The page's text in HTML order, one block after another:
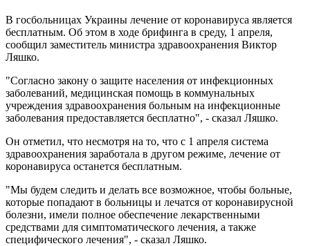
В госбольницах Украины лечение от коронавируса является
бесплатным. Об этом в ходе брифинга в среду, 1 апреля,
сообщил заместитель министра здравоохранения Виктор
Ляшко.
"Согласно закону о защите населения от инфекционных
заболеваний, медицинская помощь в коммунальных
учреждения здравоохранения больным на инфекционные
заболевания предоставляется бесплатно", - сказал Ляшко.
Он отметил, что несмотря на то, что с 1 апреля система
здравоохранения заработала в другом режиме, лечение от
коронавируса останется бесплатным.
"Мы будем следить и делать все возможное, чтобы больные,
которые попадают в больницы и лечатся от коронавирусной
болезни, имели полное обеспечение лекарственными
средствами для симптоматического лечения, а также
специфического лечения", - сказал Ляшко.